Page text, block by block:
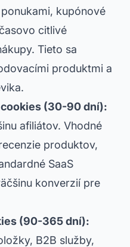
kupónové
citlivé
Tieto sa
produktmi a
(30-90 dní):
afiliátov. Vhodné
produktov,
SaaS
konverzií pre
(90-365 dní):
B2B služby,